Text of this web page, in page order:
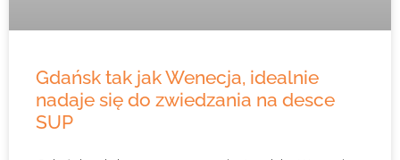
Gdańsk tak jak Wenecja, idealnie
nadaje się do zwiedzania na desce
SUP